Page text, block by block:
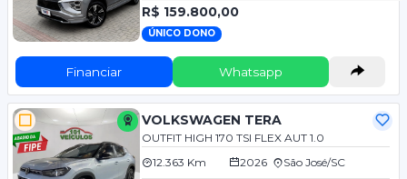
R$ 159.800,00
ÚNICO DONO
Financiar Whatsapp
VOLKSWAGEN TERA
OUTFIT HIGH 170 TSI FLEX AUT 1.0
12.363 Km
2026 São José/SC